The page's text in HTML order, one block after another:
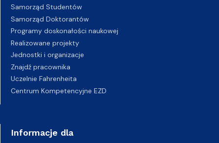
Samorząd Studentów
Samorząd Doktorantów
Programy doskonałości naukowej
Realizowane projekty
Jednostki i organizacje
Znajdź pracownika
Uczelnie Fahrenheita
Centrum Kompetencyjne EZD
Informacje dla